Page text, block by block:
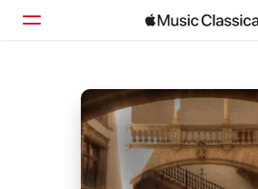
Início
Explorar
Buscar